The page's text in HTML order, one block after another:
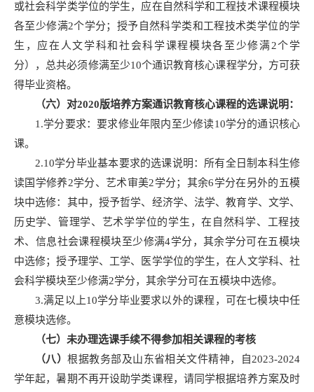
或社会科学类学位的学生，应在自然科学和工程技术课程模块
各至少修满2个学分；授予自然科学类和工程技术类学位的学
生，应在人文学科和社会科学课程模块各至少修满2个学
分），总共必须修满至少10个通识教育核心课程学分，方可获
得毕业资格。
（六）对2020版培养方案通识教育核心课程的选课说明：
1.学分要求：要求修业年限内至少修读10学分的通识核心
课。
2.10学分毕业基本要求的选课说明：所有全日制本科生修
读国学修养2学分、艺术审美2学分；其余6学分在另外的五模
块中选修：其中，授予哲学、经济学、法学、教育学、文学、
历史学、管理学、艺术学学位的学生，在自然科学、工程技
术、信息社会课程模块至少修满4学分，其余学分可在五模块
中选修；授予理学、工学、医学学位的学生，在人文学科、社
会科学模块至少修满2学分，其余学分可在五模块中选修。
3.满足以上10学分毕业要求以外的课程，可在七模块中任
意模块选修。
（七）未办理选课手续不得参加相关课程的考核
（八）根据教务部及山东省相关文件精神，自2023-2024
学年起，暑期不再开设助学类课程，请同学根据培养方案及时